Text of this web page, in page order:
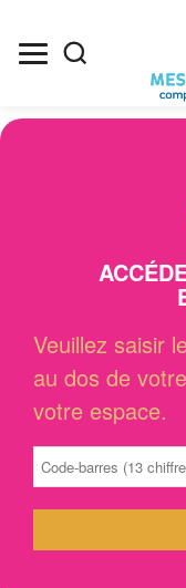
Recherche
Veuillez saisir
au dos de
votre espace.